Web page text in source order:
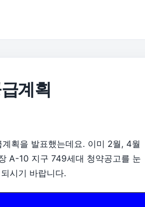
계획
획을 발표했는데요. 이미 2월, 4월
A-10 지구 749세대 청약공고를 눈
시기 바랍니다.